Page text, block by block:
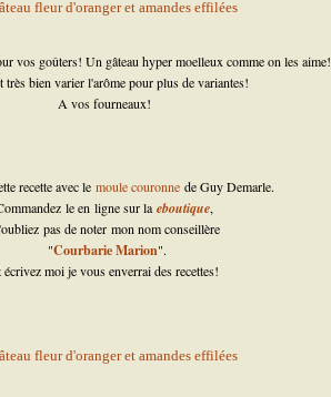
vos goûters! Un gâteau hyper moelleux comme on les aime!
très bien varier l'arôme pour plus de variantes!
A vos fourneaux!
recette avec le moule couronne de Guy Demarle.
le en ligne sur la eboutique,
pas de noter mon nom conseillère
"Courbarie Marion".
écrivez moi je vous enverrai des recettes!